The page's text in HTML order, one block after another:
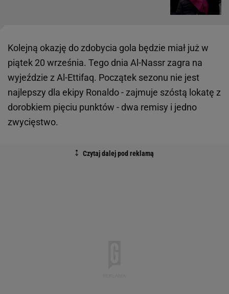
Kolejną okazję do zdobycia gola będzie miał już w
piątek 20 września. Tego dnia Al-Nassr zagra na
wyjeździe z Al-Ettifaq. Początek sezonu nie jest
najlepszy dla ekipy Ronaldo - zajmuje szóstą lokatę z
dorobkiem pięciu punktów - dwa remisy i jedno
zwycięstwo.